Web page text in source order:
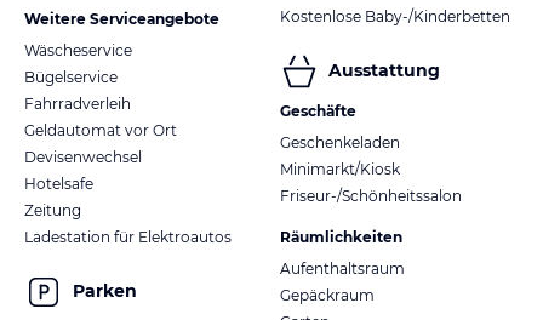
Weitere Serviceangebote
Wäscheservice
Bügelservice
Fahrradverleih
Geldautomat vor Ort
Devisenwechsel
Hotelsafe
Zeitung
Ladestation für Elektroautos
Parken
Kostenlose Baby-/Kinderbetten
Ausstattung
Geschäfte
Geschenkeladen
Minimarkt/Kiosk
Friseur-/Schönheitssalon
Räumlichkeiten
Aufenthaltsraum
Gepäckraum